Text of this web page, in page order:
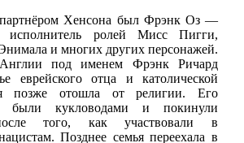
Хенсона был Фрэнк Оз —
исполнитель ролей Мисс Пигги,
и многих других персонажей.
под именем Фрэнк Ричард
еврейского отца и католической
позже отошла от религии. Его
были кукловодами и покинули
того, как участвовали в
Позднее семья переехала в